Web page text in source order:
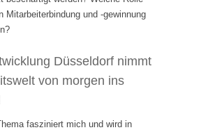
Mitarbeiterbindung und -gewinnung
Düsseldorf nimmt
von morgen ins
fasziniert mich und wird in